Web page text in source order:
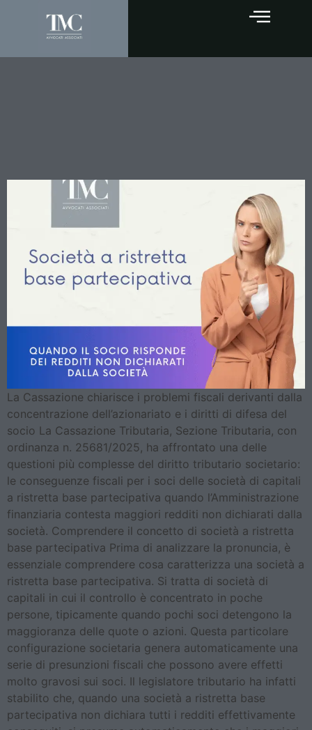
La Cassazione chiarisce i problemi fiscali derivanti dalla
concentrazione dell’azionariato e i diritti di difesa del
socio La Cassazione Tributaria, Sezione Tributaria, con
ordinanza n. 25681/2025, ha affrontato una delle
questioni più complesse del diritto tributario societario:
le conseguenze fiscali per i soci delle società di capitali
a ristretta base partecipativa quando l’Amministrazione
finanziaria contesta maggiori redditi non dichiarati dalla
società. Comprendere il concetto di società a ristretta
base partecipativa Prima di analizzare la pronuncia, è
essenziale comprendere cosa caratterizza una società a
ristretta base partecipativa. Si tratta di società di
capitali in cui il controllo è concentrato in poche
persone, tipicamente quando pochi soci detengono la
maggioranza delle quote o azioni. Questa particolare
configurazione societaria genera automaticamente una
serie di presunzioni fiscali che possono avere effetti
molto gravosi sui soci. Il legislatore tributario ha infatti
stabilito che, quando una società a ristretta base
partecipativa non dichiara tutti i redditi effettivamente